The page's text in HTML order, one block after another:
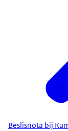
Beslisnota bij